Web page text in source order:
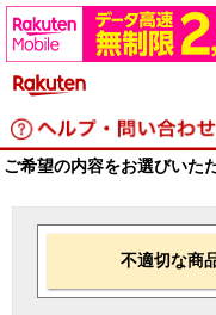
ご希望の内容をお選びいた
不適切な商